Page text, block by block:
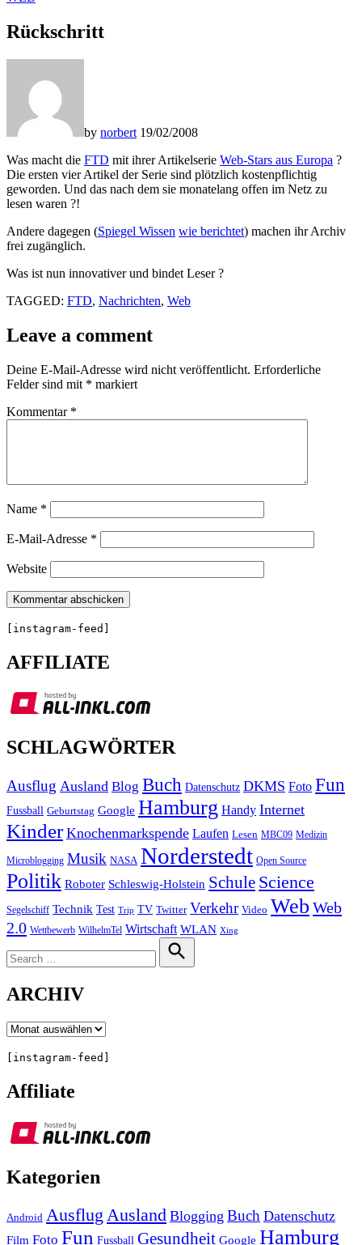
Rückschritt
by norbert 19/02/2008
Was macht die FTD mit ihrer Artikelserie Web-Stars aus Europa ?
Die ersten vier Artikel der Serie sind plötzlich kostenpflichtig
geworden. Und das nach dem sie monatelang offen im Netz zu
lesen waren ?!
Andere dagegen (Spiegel Wissen wie berichtet) machen ihr Archiv
frei zugänglich.
Was ist nun innovativer und bindet Leser ?
TAGGED: FTD, Nachrichten, Web
Leave a comment
Deine E-Mail-Adresse wird nicht veröffentlicht. Erforderliche
Felder sind mit * markiert
Kommentar *
Name *
E-Mail-Adresse *
Website
[instagram-feed]
AFFILIATE
SCHLAGWÖRTER
Ausflug Ausland Blog Buch Datenschutz DKMS Foto Fun
Fussball Geburtstag Google Hamburg Handy Internet
Kinder Knochenmarkspende Laufen Lesen MBC09 Medizin
Microblogging Musik NASA Norderstedt Open Source
Politik Roboter Schleswig-Holstein Schule Science
Segelschiff Technik Test Trip TV Twitter Verkehr Video Web Web
2.0 Wettbewerb WilhelmTel Wirtschaft WLAN Xing
for:
Search
ARCHIV
Archiv
[instagram-feed]
Affiliate
Kategorien
Android Ausflug Ausland Blogging Buch Datenschutz
Film Foto Fun Fussball Gesundheit Google Hamburg